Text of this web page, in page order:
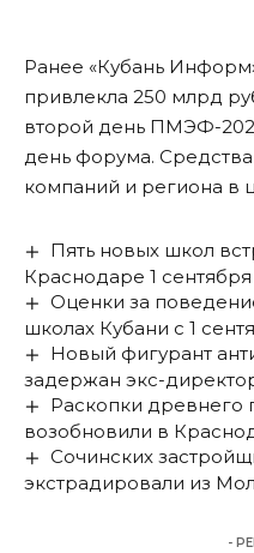
Ранее «Кубань
привлекла 250 млрд
второй день ПМЭФ-
день форума.
компаний и региона в
Пять новых школ
Краснодаре 1 сентября
Оценки за
школах Кубани с 1
Новый фигурант
задержан экс-
Раскопки древнего
возобновили в
Сочинских
экстрадировали из
-